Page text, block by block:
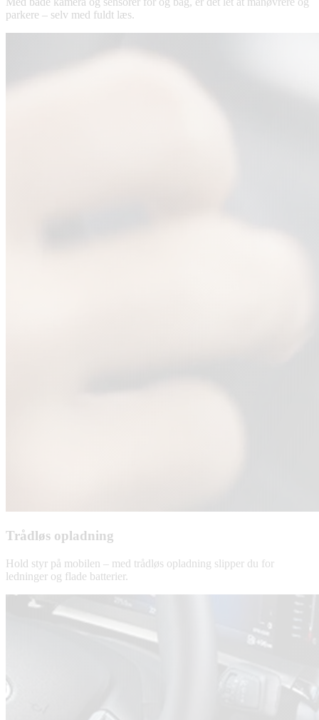
parkere – selv med fuldt læs.
Trådløs opladning
Hold styr på mobilen – med trådløs opladning slipper du for
ledninger og flade batterier.